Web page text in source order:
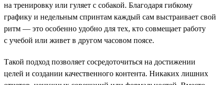
на тренировку или гуляет с собакой. Благодаря гибкому
графику и недельным спринтам каждый сам выстраивает свой
ритм — это особенно удобно для тех, кто совмещает работу
с учебой или живет в другом часовом поясе.
Такой подход позволяет сосредоточиться на достижении
целей и создании качественного контента. Никаких лишних